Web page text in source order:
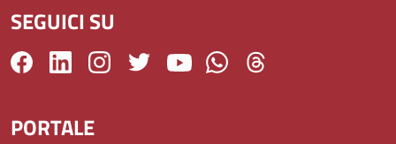
SEGUICI SU
PORTALE